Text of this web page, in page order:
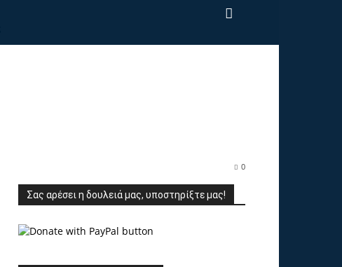
0
Σας αρέσει η δουλειά μας, υποστηρίξτε μας!